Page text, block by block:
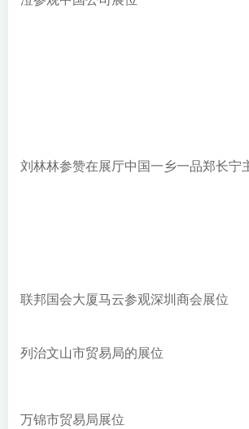
刘林林参赞在展厅中国一乡一品郑长宁
联邦国会大厦马云参观深圳商会展位
列治文山市贸易局的展位
万锦市贸易局展位